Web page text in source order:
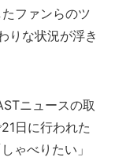
ファンらのツ
りな状況が浮き
ニュースの取
日に行われた
ゃべりたい」